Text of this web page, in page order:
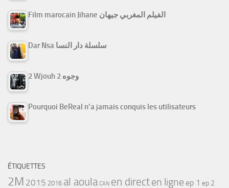
Film marocain Jihane الفيلم المغربي جيهان
Dar Nsa سلسلة دار النسا
2 Wjouh 2 وجوه
Pourquoi BeReal n’a jamais conquis les utilisateurs
ÉTIQUETTES
2M 2015 2016 al aoula CAN en directen ligne ep 1 ep 2